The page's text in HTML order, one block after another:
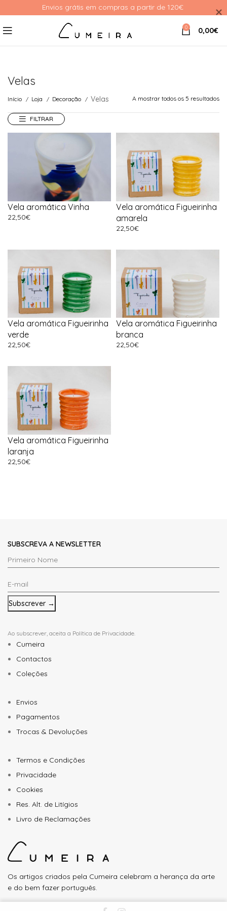
0 0,00€
Velas
Início Loja Decoração Velas A mostrar todos os 5 resultados
FILTRAR
Vela aromática Vinha
22,50€
Vela aromática Figueirinha
amarela
22,50€
Vela aromática Figueirinha
verde
22,50€
Vela aromática Figueirinha
branca
22,50€
Vela aromática Figueirinha
laranja
22,50€
SUBSCREVA A NEWSLETTER
Primeiro
Nome
*
E-
mail
*
Ao subscrever, aceita a Política de Privacidade.
Cumeira
Contactos
Coleções
Envios
Pagamentos
Trocas & Devoluções
Termos e Condições
Privacidade
Cookies
Res. Alt. de Litígios
Livro de Reclamações
Os artigos criados pela Cumeira celebram a herança da arte
e do bem fazer português.
Envios grátis em compras a partir de 120€